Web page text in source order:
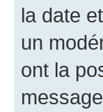
la date
un
ont la